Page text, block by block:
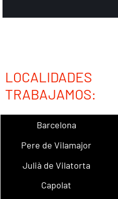
TRABAJAMOS:
Barcelona
Pere de Vilamajor
Julià de Vilatorta
Capolat